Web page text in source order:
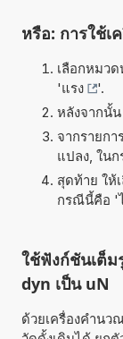
หรือ: การใช้เ
เลือกหมว
'แรง
'.
หลังจากนั้
จากรายก
แปลง, ใน
สุดท้าย ให้
กรณีนี้คือ '
ใช้ฟังก์ชันเต็
dyn เป็น uN
ด้วยเครื่องคำนว